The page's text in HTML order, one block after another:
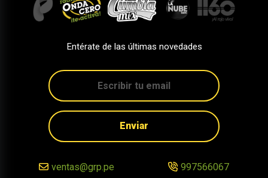
Entérate de las últimas novedades
Enviar
ventas@grp.pe 997566067